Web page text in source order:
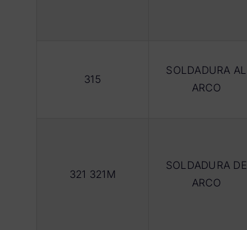
315
SOLDADURA AL
ARCO
321 321M
SOLDADURA DE
ARCO